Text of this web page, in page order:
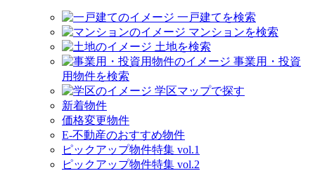
一戸建てを検索
マンションを検索
土地を検索
事業用・投資
用物件を検索
学区マップで探す
新着物件
価格変更物件
E-不動産のおすすめ物件
ピックアップ物件特集 vol.1
ピックアップ物件特集 vol.2